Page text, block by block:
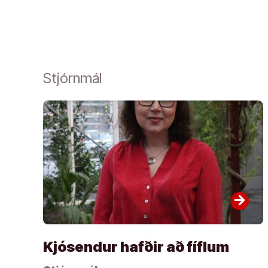
Stjórnmál
arrow_forward
Kjósendur hafðir að fíflum